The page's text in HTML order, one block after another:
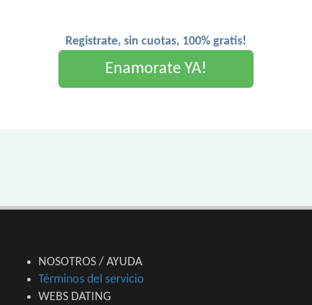
Registrate, sin cuotas, 100% gratis!
Enamorate YA!
NOSOTROS / AYUDA
Términos del servicio
WEBS DATING